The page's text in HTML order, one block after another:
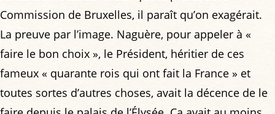
Commission de Bruxelles, il paraît qu’on exagérait.
La preuve par l’image. Naguère, pour appeler à «
faire le bon choix », le Président, héritier de ces
fameux « quarante rois qui ont fait la France » et
toutes sortes d’autres choses, avait la décence de le